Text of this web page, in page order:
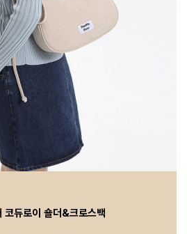
코듀로이 숄더&크로스백